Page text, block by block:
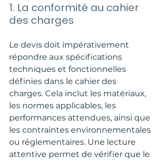
1. La conformité au cahier
des charges
Le devis doit impérativement
répondre aux spécifications
techniques et fonctionnelles
définies dans le cahier des
charges. Cela inclut les matériaux,
les normes applicables, les
performances attendues, ainsi que
les contraintes environnementales
ou réglementaires. Une lecture
attentive permet de vérifier que le